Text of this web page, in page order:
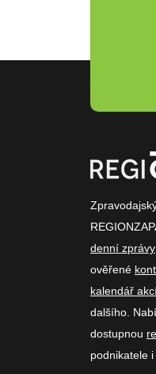
denní zprávy
ověřené
kalendář
dalšího.
dostupnou
podnikatele i